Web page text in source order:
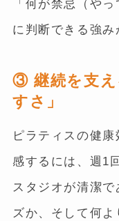
「何が禁忌（や
に判断できる強み
③ 継続を支え
すさ」
ピラティスの健
感するには、週1
スタジオが清潔
ズか、そして何